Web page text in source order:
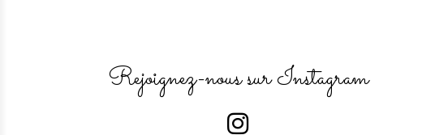
Rejoignez-nous sur Instagram
